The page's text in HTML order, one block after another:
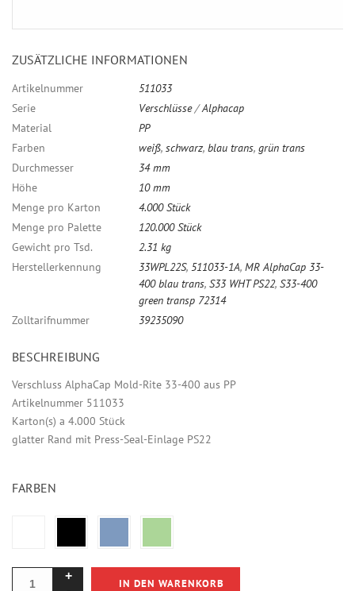
ZUSÄTZLICHE INFORMATIONEN
Artikelnummer
511033
Serie
Verschlüsse/Alphacap
Material
PP
Farben
weiß, schwarz, blau trans, grün trans
Durchmesser
34 mm
Höhe
10 mm
Menge pro Karton
4.000 Stück
Menge pro Palette
120.000 Stück
Gewicht pro Tsd.
2.31 kg
Herstellerkennung
33WPL22S, 511033-1A, MR AlphaCap 33-
400 blau trans, S33 WHT PS22, S33-400
green transp 72314
Zolltarifnummer
39235090
BESCHREIBUNG
Verschluss AlphaCap Mold-Rite 33-400 aus PP
Artikelnummer 511033
Karton(s) a 4.000 Stück
glatter Rand mit Press-Seal-Einlage PS22
FARBEN
IN DEN WARENKORB